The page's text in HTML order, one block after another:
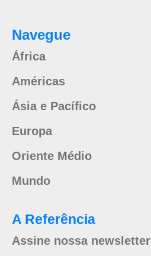
Navegue
África
Américas
Ásia e Pacífico
Europa
Oriente Médio
Mundo
A Referência
Assine nossa newsletter